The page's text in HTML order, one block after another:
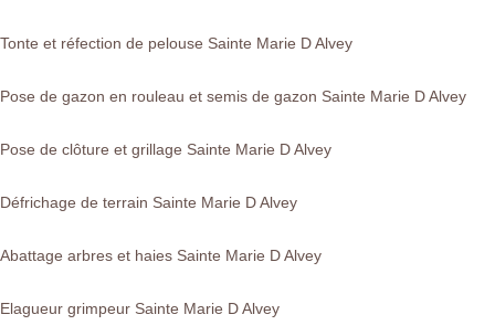
Tonte et réfection de pelouse Sainte Marie D Alvey
Pose de gazon en rouleau et semis de gazon Sainte Marie D Alvey
Pose de clôture et grillage Sainte Marie D Alvey
Défrichage de terrain Sainte Marie D Alvey
Abattage arbres et haies Sainte Marie D Alvey
Elagueur grimpeur Sainte Marie D Alvey